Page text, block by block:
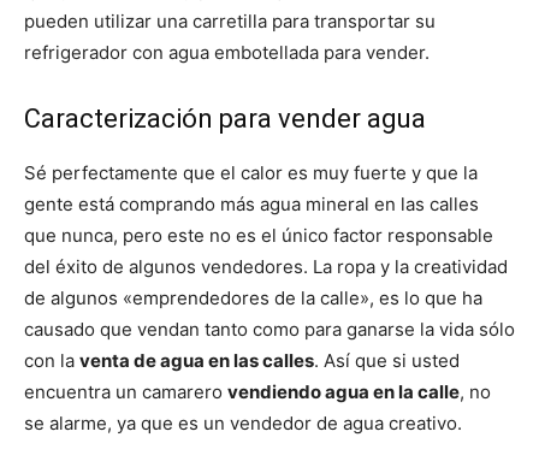
pueden utilizar una carretilla para transportar su
refrigerador con agua embotellada para vender.
Caracterización para vender agua
Sé perfectamente que el calor es muy fuerte y que la
gente está comprando más agua mineral en las calles
que nunca, pero este no es el único factor responsable
del éxito de algunos vendedores. La ropa y la creatividad
de algunos «emprendedores de la calle», es lo que ha
causado que vendan tanto como para ganarse la vida sólo
con la venta de agua en las calles. Así que si usted
encuentra un camarero vendiendo agua en la calle, no
se alarme, ya que es un vendedor de agua creativo.